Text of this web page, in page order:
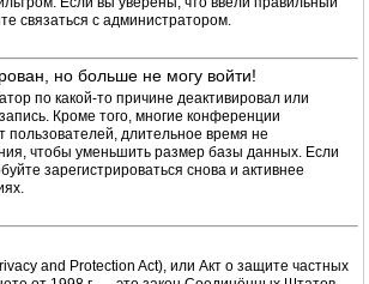
связаться с администратором.
но больше не могу войти!
по какой-то причине деактивировал или
Кроме того, многие конференции
пользователей, длительное время не
чтобы уменьшить размер базы данных. Если
зарегистрироваться снова и активнее
and Protection Act), или Акт о защите частных